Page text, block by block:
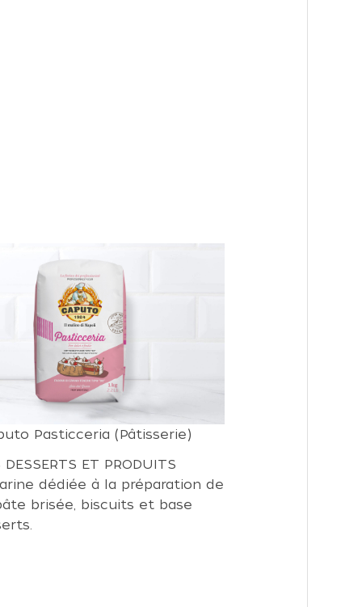
Pasticceria (Pâtisserie)
DESSERTS ET PRODUITS
dédiée à la préparation de
brisée, biscuits et base